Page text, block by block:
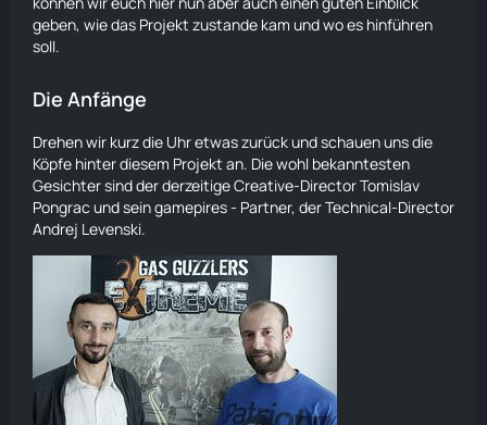
geben, wie das Projekt zustande kam und wo es hinführen
soll.
Die Anfänge
Drehen wir kurz die Uhr etwas zurück und schauen uns die
Köpfe hinter diesem Projekt an. Die wohl bekanntesten
Gesichter sind der derzeitige Creative-Director Tomislav
Pongrac und sein gamepires - Partner, der Technical-Director
Andrej Levenski.